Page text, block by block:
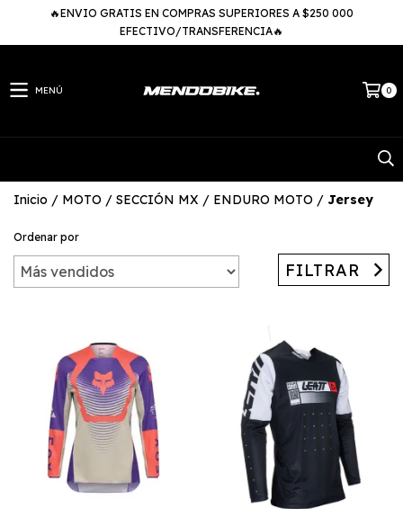
🔥ENVIO GRATIS EN COMPRAS SUPERIORES A $250 000
EFECTIVO/TRANSFERENCIA🔥
MENÚ 0
Inicio / MOTO / SECCIÓN MX / ENDURO MOTO / Jersey
Ordenar por
FILTRAR